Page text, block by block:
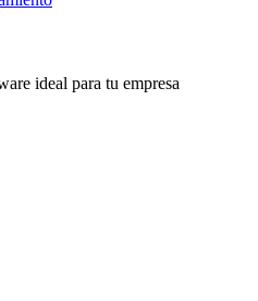
ideal para tu empresa